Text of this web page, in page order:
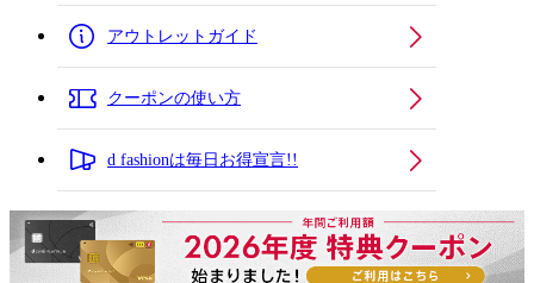
アウトレットガイド
クーポンの使い方
d fashionは毎日お得宣言!!